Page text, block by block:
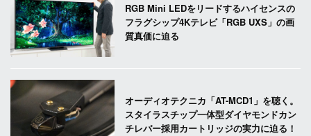
RGB Mini LEDをリードするハイセンスの
フラグシップ4Kテレビ「RGB UXS」の画
質真価に迫る
オーディオテクニカ「AT-MCD1」を聴く。
スタイラスチップ一体型ダイヤモンドカン
チレバー採用カートリッジの実力に迫る！